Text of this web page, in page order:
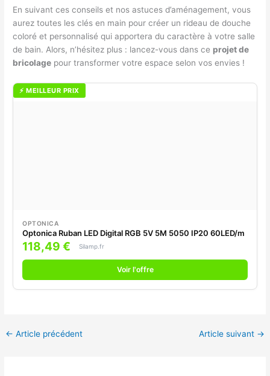
En suivant ces conseils et nos astuces d’aménagement, vous
aurez toutes les clés en main pour créer un rideau de douche
coloré et personnalisé qui apportera du caractère à votre salle
de bain. Alors, n’hésitez plus : lancez-vous dans ce projet de
bricolage pour transformer votre espace selon vos envies !
⚡ MEILLEUR PRIX
OPTONICA
Optonica Ruban LED Digital RGB 5V 5M 5050 IP20 60LED/m
118,49 € Silamp.fr
Voir l'offre
← Article précédent Article suivant →